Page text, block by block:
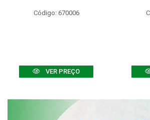
Código: 670006
VER PREÇO